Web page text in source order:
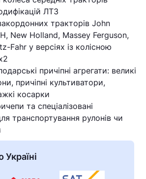
ЛТЗ
тракторів John
New Holland, Massey Ferguson,
Fahr у версіях із колісною
причіпні агрегати: великі
причіпні культиватори,
косарки
та спеціалізовані
транспортування рулонів чи
Україні